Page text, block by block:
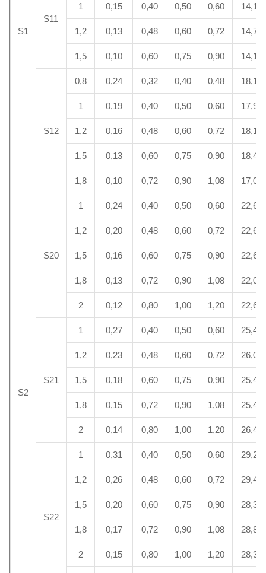
S1
S11
1 0,15 0,40 0,50 0,60 14,1
1,2 0,13 0,48 0,60 0,72 14,7
1,5 0,10 0,60 0,75 0,90 14,1
S12
0,8 0,24 0,32 0,40 0,48 18,1
1 0,19 0,40 0,50 0,60 17,9
1,2 0,16 0,48 0,60 0,72 18,1
1,5 0,13 0,60 0,75 0,90 18,4
1,8 0,10 0,72 0,90 1,08 17,0
S2
S20
1 0,24 0,40 0,50 0,60 22,6
1,2 0,20 0,48 0,60 0,72 22,6
1,5 0,16 0,60 0,75 0,90 22,6
1,8 0,13 0,72 0,90 1,08 22,0
2 0,12 0,80 1,00 1,20 22,6
S21
1 0,27 0,40 0,50 0,60 25,4
1,2 0,23 0,48 0,60 0,72 26,0
1,5 0,18 0,60 0,75 0,90 25,4
1,8 0,15 0,72 0,90 1,08 25,4
2 0,14 0,80 1,00 1,20 26,4
S22
1 0,31 0,40 0,50 0,60 29,2
1,2 0,26 0,48 0,60 0,72 29,4
1,5 0,20 0,60 0,75 0,90 28,3
1,8 0,17 0,72 0,90 1,08 28,8
2 0,15 0,80 1,00 1,20 28,3